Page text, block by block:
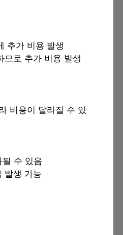
추가 비용 발생
므로 추가 비용 발생
비용이 달라질 수 있
수 있음
발생 가능